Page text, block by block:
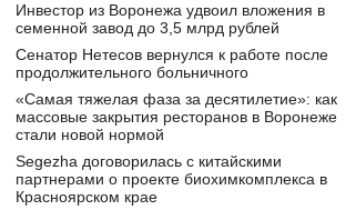
Инвестор из Воронежа удвоил вложения в
семенной завод до 3,5 млрд рублей
Сенатор Нетесов вернулся к работе после
продолжительного больничного
«Самая тяжелая фаза за десятилетие»: как
массовые закрытия ресторанов в Воронеже
стали новой нормой
Segezha договорилась с китайскими
партнерами о проекте биохимкомплекса в
Красноярском крае